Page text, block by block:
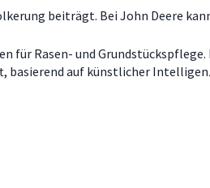
beiträgt. Bei John Deere
Rasen- und
basierend auf künstlicher